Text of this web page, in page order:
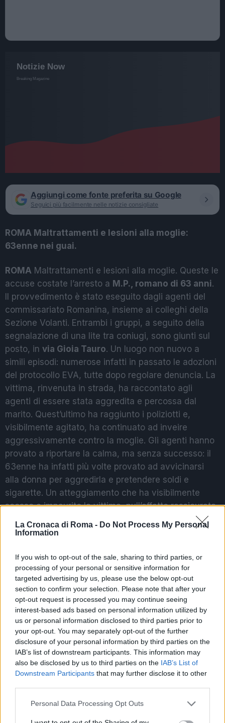
La Cronaca di Roma - Do Not Process My Personal
Information
If you wish to opt-out of the sale, sharing to third parties, or
processing of your personal or sensitive information for
targeted advertising by us, please use the below opt-out
section to confirm your selection. Please note that after your
opt-out request is processed you may continue seeing
interest-based ads based on personal information utilized by
us or personal information disclosed to third parties prior to
your opt-out. You may separately opt-out of the further
disclosure of your personal information by third parties on the
IAB’s list of downstream participants. This information may
also be disclosed by us to third parties on the IAB’s List of
Downstream Participants that may further disclose it to other
Please note that this website/app uses one or more Google
Personal Data Processing Opt Outs
Aggiungi come fonte preferita su Google
Seguici più facilmente nelle notizie consigliate
ROMA Maltrattamenti e lesioni alla moglie:
63enne nei guai.
ROMA Maltrattamenti e lesioni alla moglie. Queste le
accuse costate l’arresto a M.P., romano di 63 anni.
Il provvedimento è stato eseguito dagli agenti del
commissariato Romanina, insieme ai colleghi della
Sezione Volanti. Entrambi i gruppi, a seguito della
segnalazione di una lite tra coniugi, sono giunti sul
posto, in via Gioia Tauro. Un luogo non nuovo a
simili episodi: numerose infatti in passato le adozioni
del protocollo EVA, tutte dopo regolare denuncia. La
vittima, rinvenuta in strada, ha raccontato agli
agenti di essere stata aggredita e percossa dal
marito. Quest’ultimo ha raggiunto i poliziotti e,
visibilmente agitato, ha continuato ad inveire
aggressivamente contro la moglie. Gli agenti hanno
provato a riportare la calma, ma senza successo: il
63enne ha infatti più volte provato ad avvicinarsi
alla donna per aggredirla e pretendere soldi e
sigarette. Un atteggiamento che ha visibilmente
scosso e impaurito la vittima, null’affatto rassicurata
dalla presenza degli agenti, al punto da non riuscire
a tratti nemmeno a parlare. La donna è stata quindi
ricevendo unaprognosi di 2 giorni. Ulteriori
accertamenti per lei si sono svolti presso il Policlinico
Tor Vergata. Nella successiva denuncia, la donna ha
poi raccontato di essere stata aggredita mentre
faceva colazione colpita con un pugno sulla mano e
sulle dita. Per il 63enne sono dunque scattate le
manette con l’accusa dimaltrattamenti e lesioni
Precedente
Controlli antidroga
della Polizia:
quartieri della
Successiva
Con motorino
rubato tenta di
fare irruzione nel
campo nomadi